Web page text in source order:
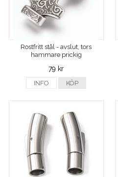
Rostfritt stål - avslut, tors
hammare prickig
79 kr
INFO KÖP